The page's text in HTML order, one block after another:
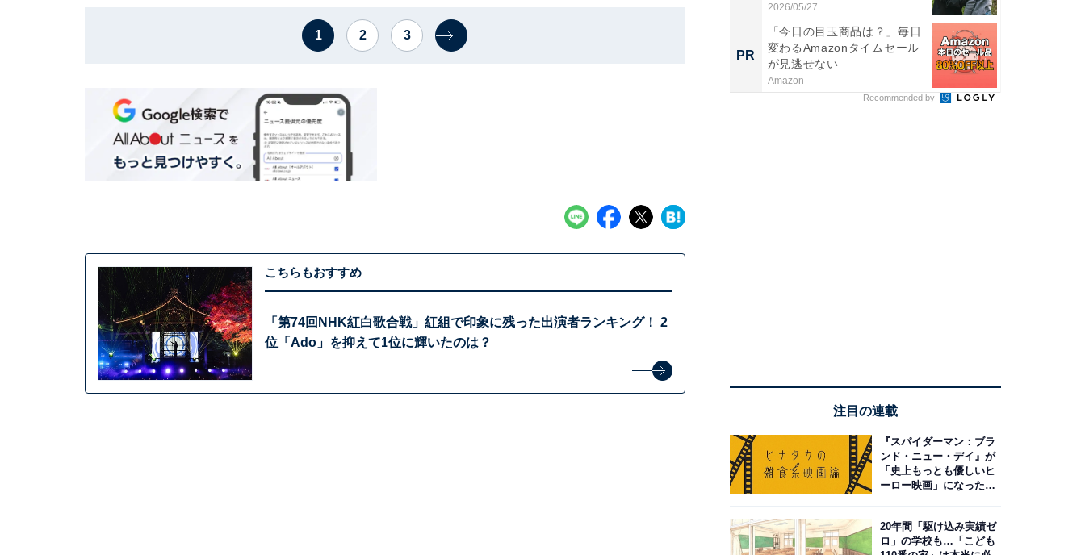
1 2 3
こちらもおすすめ
「第74回NHK紅白歌合戦」紅組で印象に残った出演者ランキング！ 2
位「Ado」を抑えて1位に輝いたのは？
2026/05/27
PR
「今日の目玉商品は？」毎日
変わるAmazonタイムセール
が見逃せない
Amazon
Recommended by
注目の連載
『スパイダーマン：ブラ
ンド・ニュー・デイ』が
「史上もっとも優しいヒ
ーロー映画」になった理
20年間「駆け込み実績ゼ
ロ」の学校も…「こども